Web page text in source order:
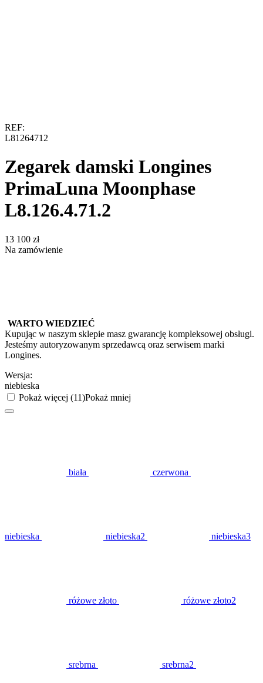
REF:
L81264712
Zegarek damski Longines
PrimaLuna Moonphase
L8.126.4.71.2
‍13 100‍ zł
Na zamówienie
WARTO WIEDZIEĆ
Kupując w naszym sklepie masz gwarancję kompleksowej obsługi.
Jesteśmy autoryzowanym sprzedawcą oraz serwisem marki
Longines.
Wersja:
niebieska
Pokaż więcej (11)Pokaż mniej
biała czerwona
niebieska niebieska2 niebieska3
różowe złoto różowe złoto2
srebrna srebrna2